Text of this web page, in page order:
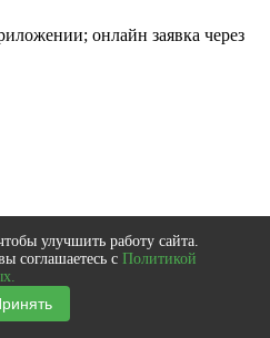
онлайн заявка через
улучшить работу сайта.
соглашаетесь с Политикой